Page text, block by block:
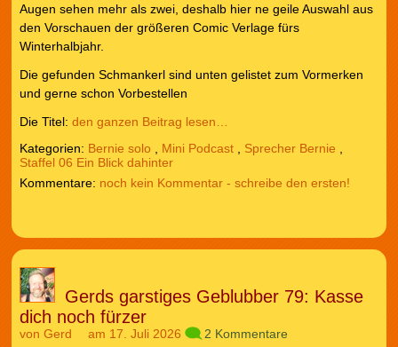
Augen sehen mehr als zwei, deshalb hier ne geile Auswahl aus
den Vorschauen der größeren Comic Verlage fürs
Winterhalbjahr.
Die gefunden Schmankerl sind unten gelistet zum Vormerken
und gerne schon Vorbestellen
Die Titel: den ganzen Beitrag lesen…
Kategorien: Bernie solo , Mini Podcast, Sprecher Bernie ,
Staffel 06 Ein Blick dahinter
noch kein Kommentar - schreibe den ersten!
Gerds garstiges Geblubber 79: Kasse
dich noch fürzer
von Gerd am 17. Juli 2026 2 Kommentare